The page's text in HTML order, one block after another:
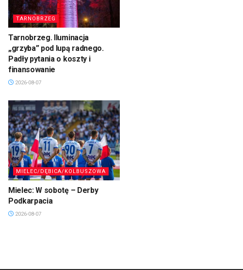
TARNOBRZEG
Tarnobrzeg. Iluminacja
„grzyba” pod lupą radnego.
Padły pytania o koszty i
finansowanie
2026-08-07
MIELEC/DĘBICA/KOLBUSZOWA
Mielec: W sobotę – Derby
Podkarpacia
2026-08-07